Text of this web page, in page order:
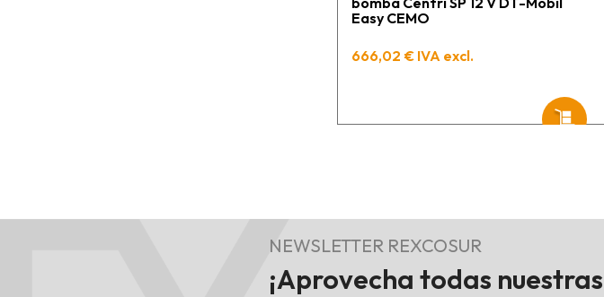
Easy CEMO
666,02 € IVA excl.
NEWSLETTER REXCOSUR
¡Aprovecha todas